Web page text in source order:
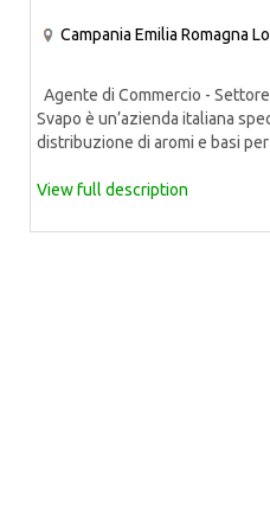
Campania Emilia Romagna
Agente di Commercio -
Svapo è un’azienda italiana
distribuzione di aromi e basi
View full description